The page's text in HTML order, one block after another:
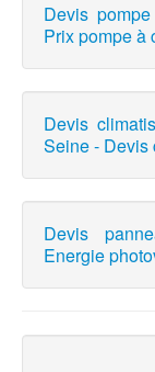
Devis
Prix pompe à
Devis
Seine - Devis
Devis
Energie